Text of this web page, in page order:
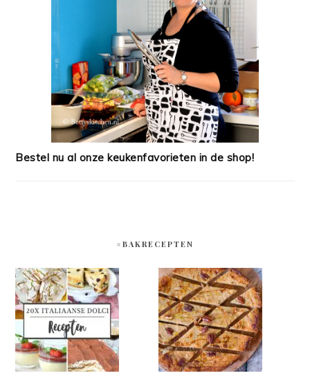
Bestel nu al onze keukenfavorieten in de shop!
#BAKRECEPTEN